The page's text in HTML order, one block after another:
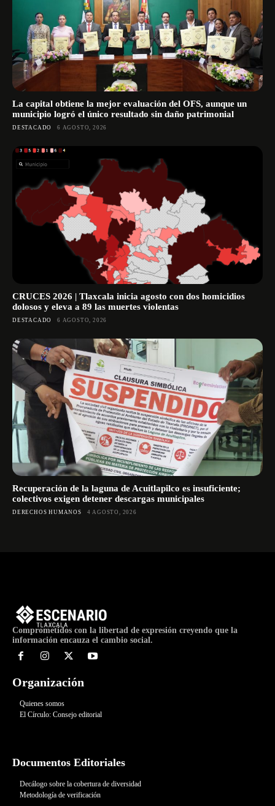
La capital obtiene la mejor evaluación del OFS, aunque un
municipio logró el único resultado sin daño patrimonial
DESTACADO 6 AGOSTO, 2026
CRUCES 2026 | Tlaxcala inicia agosto con dos homicidios
dolosos y eleva a 89 las muertes violentas
DESTACADO 6 AGOSTO, 2026
Recuperación de la laguna de Acuitlapilco es insuficiente;
colectivos exigen detener descargas municipales
DERECHOS HUMANOS 4 AGOSTO, 2026
Comprometidos con la libertad de expresión creyendo que la
información encauza el cambio social.
Organización
Quienes somos
El Círculo: Consejo editorial
Documentos Editoriales
Decálogo sobre la cobertura de diversidad
Metodología de verificación